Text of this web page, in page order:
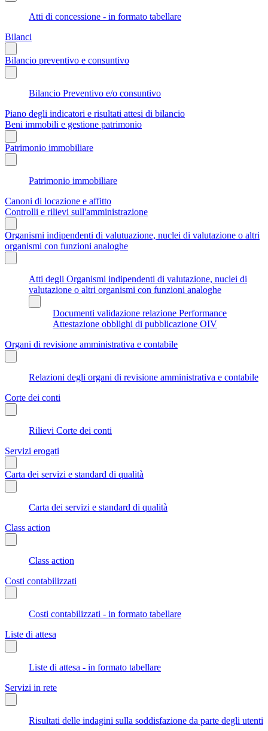
Atti di concessione - in formato tabellare
Bilanci
Bilancio preventivo e consuntivo
Bilancio Preventivo e/o consuntivo
Piano degli indicatori e risultati attesi di bilancio
Beni immobili e gestione patrimonio
Patrimonio immobiliare
Patrimonio immobiliare
Canoni di locazione e affitto
Controlli e rilievi sull'amministrazione
Organismi indipendenti di valutuazione, nuclei di valutazione o altri
organismi con funzioni analoghe
Atti degli Organismi indipendenti di valutazione, nuclei di
valutazione o altri organismi con funzioni analoghe
Documenti validazione relazione Performance
Attestazione obblighi di pubblicazione OIV
Organi di revisione amministrativa e contabile
Relazioni degli organi di revisione amministrativa e contabile
Corte dei conti
Rilievi Corte dei conti
Servizi erogati
Carta dei servizi e standard di qualità
Carta dei servizi e standard di qualità
Class action
Class action
Costi contabilizzati
Costi contabilizzati - in formato tabellare
Liste di attesa
Liste di attesa - in formato tabellare
Servizi in rete
Risultati delle indagini sulla soddisfazione da parte degli utenti